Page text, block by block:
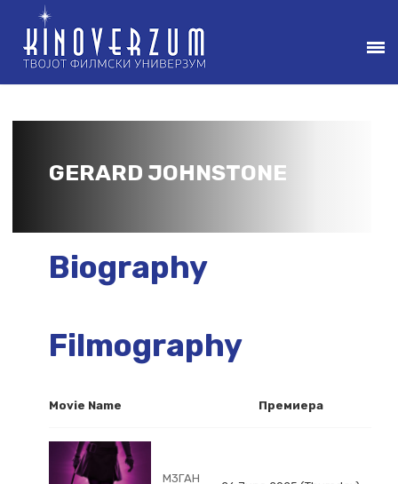
GERARD JOHNSTONE
Biography
Filmography
Movie Name Премиера
М3ГАН